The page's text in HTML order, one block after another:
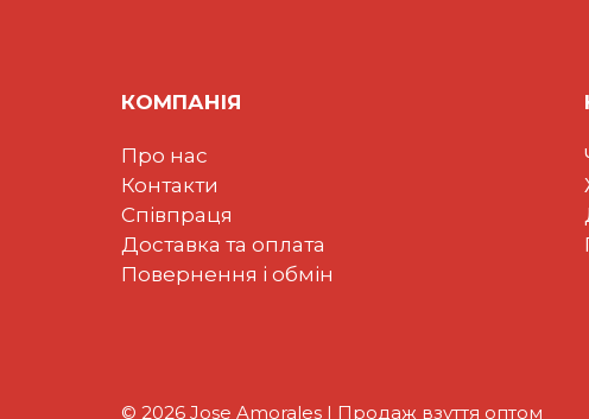
КОМПАНІЯ
Про нас
Контакти
Співпраця
Доставка та оплата
Повернення і обмін
© 2026 Jose Amorales | Продаж взуття оптом